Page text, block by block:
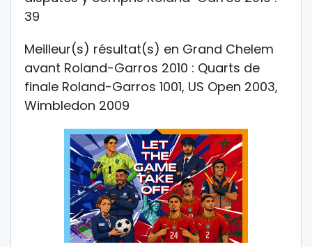
39
Meilleur(s) résultat(s) en Grand Chelem
avant Roland-Garros 2010 : Quarts de
finale Roland-Garros 1001, US Open 2003,
Wimbledon 2009